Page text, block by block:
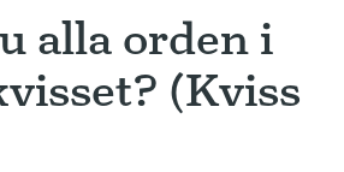
alla orden i
(Kviss